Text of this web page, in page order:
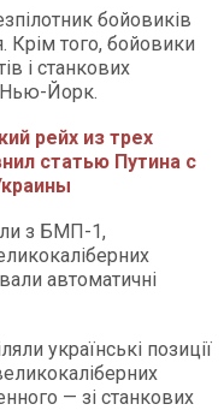
бойовиків
Крім того, бойовики
і станкових
Нью-Йорк.
рейх из трех
статью Путина с
з БМП-1,
автоматичні
українські позиції
— зі станкових